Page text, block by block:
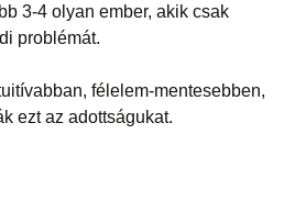
3-4 olyan ember, akik csak
problémát.
félelem-mentesebben,
ezt az adottságukat.